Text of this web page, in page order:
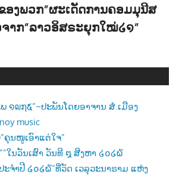
ອງພວກ”ຜະເດັດການຄອມມຸນີສ
ຈາກ”ລາວອິສຣະຍຸກໃໝ່໒໑”
໑໙໗໕”~ປະພັນໂດຍອາຈານ ສໍ.ເມືອງ
music
ຄຸນໜູເອົາແຕ່ໃຈ”
ໃນວັນເສົາ ວັນທີ ໘ ສີງຫາ ໒໐໒໖
ະຈຳປີ ໒໐໒໖”ທີ່ວັດ ເວລຸວະນາຣາມ ແຫ່ງ